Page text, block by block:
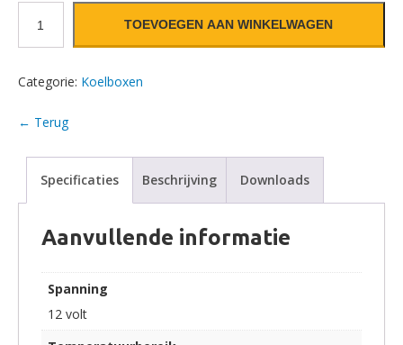
Engel Koelbox MD14F aantal
TOEVOEGEN AAN WINKELWAGEN
Categorie: Koelboxen
← Terug
Specificaties Beschrijving Downloads
Aanvullende informatie
Spanning
12 volt